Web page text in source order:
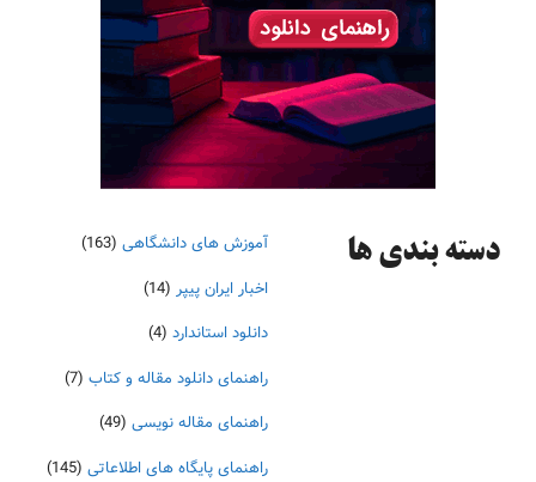
دسته‌ بندی ها آموزش های دانشگاهی (163)
اخبار ایران پیپر (14)
دانلود استاندارد (4)
راهنمای دانلود مقاله و کتاب (7)
راهنمای مقاله نویسی (49)
راهنمای پایگاه های اطلاعاتی (145)